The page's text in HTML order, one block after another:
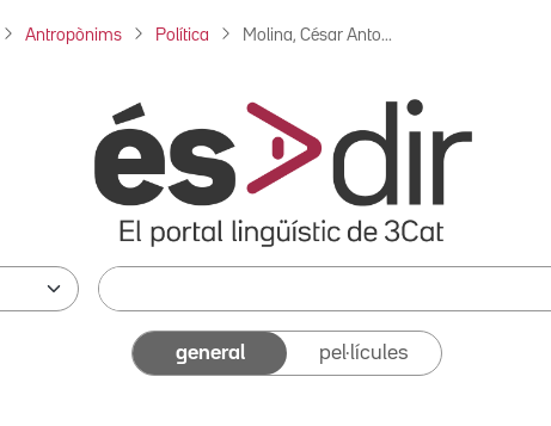
Antropònims Política Molina, César Anto...
general pel·lícules